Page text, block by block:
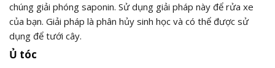
chúng giải phóng saponin. Sử dụng giải pháp này để rửa xe
của bạn. Giải pháp là phân hủy sinh học và có thể được sử
dụng để tưới cây.
Ủ tóc